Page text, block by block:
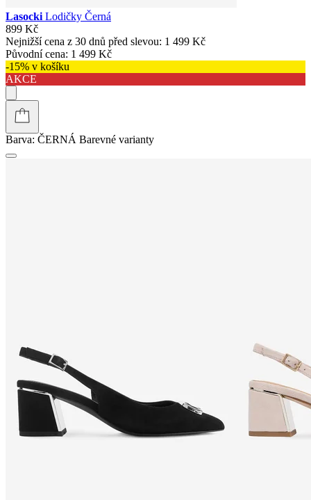
Lasocki Lodičky Černá
899 Kč
Nejnižší cena z 30 dnů před slevou: 1 499 Kč
Původní cena: 1 499 Kč
-15% v košíku
AKCE
Barva: ČERNÁ Barevné varianty